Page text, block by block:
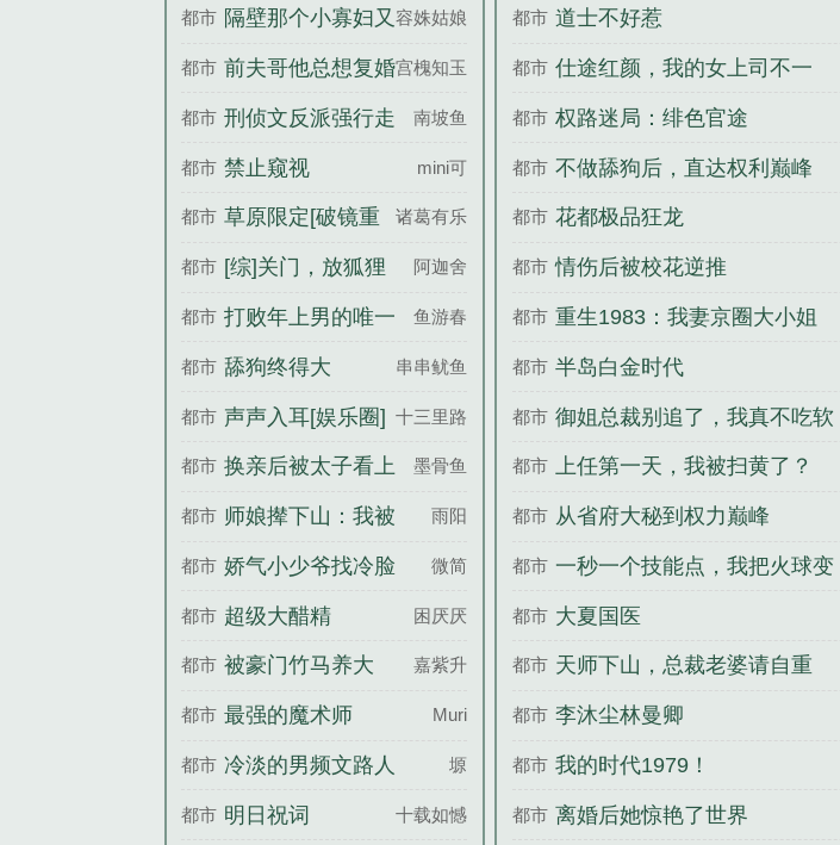
都市 隔壁那个小寡妇又
发财了[八零]
容姝姑娘
都市 前夫哥他总想复婚宫槐知玉
都市 刑侦文反派强行走
正路
南坡鱼
都市 禁止窥视 mini可
都市 草原限定[破镜重
圆]
诸葛有乐园
都市 [综]关门，放狐狸 阿迦舍
都市 打败年上男的唯一
办法
鱼游春
都市 舔狗终得大
house[娱乐圈]
串串鱿鱼丝
都市 声声入耳[娱乐圈] 十三里路
都市 换亲后被太子看上
了
墨骨鱼
都市 师娘撵下山：我被
四个师姐宠上天
雨阳
都市 娇气小少爷找冷脸
攻复合后
微简
都市 超级大醋精 困厌厌
都市 被豪门竹马养大 嘉紫升
都市 最强的魔术师 Muri
都市 冷淡的男频文路人
甲他怀孕了
塬
都市 明日祝词 十载如憾
都市 道士不好惹
都市 仕途红颜，我的女上司不一
般！
都市 权路迷局：绯色官途
都市 不做舔狗后，直达权利巅峰
都市 花都极品狂龙
都市 情伤后被校花逆推
都市 重生1983：我妻京圈大小姐
都市 半岛白金时代
都市 御姐总裁别追了，我真不吃软
饭
都市 上任第一天，我被扫黄了？
都市 从省府大秘到权力巅峰
都市 一秒一个技能点，我把火球变
禁咒
都市 大夏国医
都市 天师下山，总裁老婆请自重
都市 李沐尘林曼卿
都市 我的时代1979！
都市 离婚后她惊艳了世界